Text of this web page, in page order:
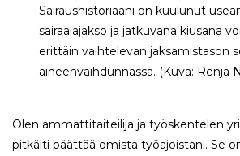
Sairaushistoriaani on kuulunut
sairaalajakso ja jatkuvana kiusana
erittäin vaihtelevan jaksamistason
aineenvaihdunnassa. (Kuva: Renja
Olen ammattitaiteilija ja työskentelen
pitkälti päättää omista työajoistani. Se